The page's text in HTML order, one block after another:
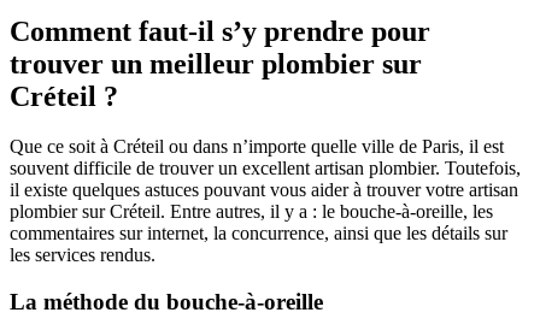
Comment faut-il s’y prendre pour
trouver un meilleur plombier sur
Créteil ?
Que ce soit à Créteil ou dans n’importe quelle ville de Paris, il est
souvent difficile de trouver un excellent artisan plombier. Toutefois,
il existe quelques astuces pouvant vous aider à trouver votre artisan
plombier sur Créteil. Entre autres, il y a : le bouche-à-oreille, les
commentaires sur internet, la concurrence, ainsi que les détails sur
les services rendus.
La méthode du bouche-à-oreille